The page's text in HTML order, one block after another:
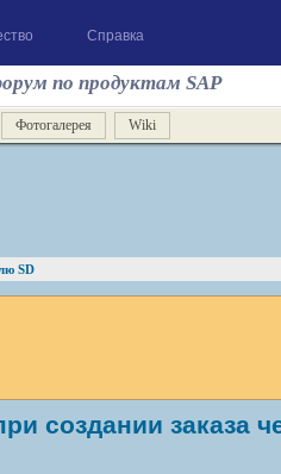
Справка
по продуктам SAP
Фотогалерея Wiki
SD
создании заказа